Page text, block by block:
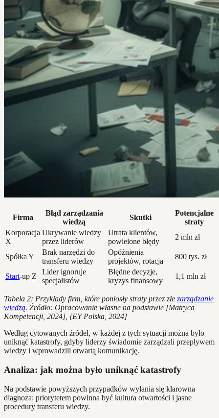
Firma
Błąd zarządzania
wiedzą
Skutki
Potencjalne
straty
Korporacja
X
Ukrywanie wiedzy
przez liderów
Utrata klientów,
powielone błędy
2 mln zł
Spółka Y
Brak narzędzi do
transferu wiedzy
Opóźnienia
projektów, rotacja
800 tys. zł
Start-up Z
Lider ignoruje
specjalistów
Błędne decyzje,
kryzys finansowy
1,1 mln zł
Tabela 2: Przykłady firm, które poniosły straty przez złe zarządzanie
wiedzą. Źródło: Opracowanie własne na podstawie [Matryca
Kompetencji, 2024], [EY Polska, 2024]
Według cytowanych źródeł, w każdej z tych sytuacji można było
uniknąć katastrofy, gdyby liderzy świadomie zarządzali przepływem
wiedzy i wprowadzili otwartą komunikację.
Analiza: jak można było uniknąć katastrofy
Na podstawie powyższych przypadków wyłania się klarowna
diagnoza: priorytetem powinna być kultura otwartości i jasne
procedury transferu wiedzy.